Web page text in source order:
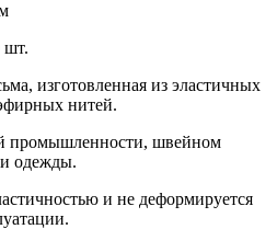
шт.
изготовленная из эластичных
нитей.
промышленности, швейном
одежды.
и не деформируется